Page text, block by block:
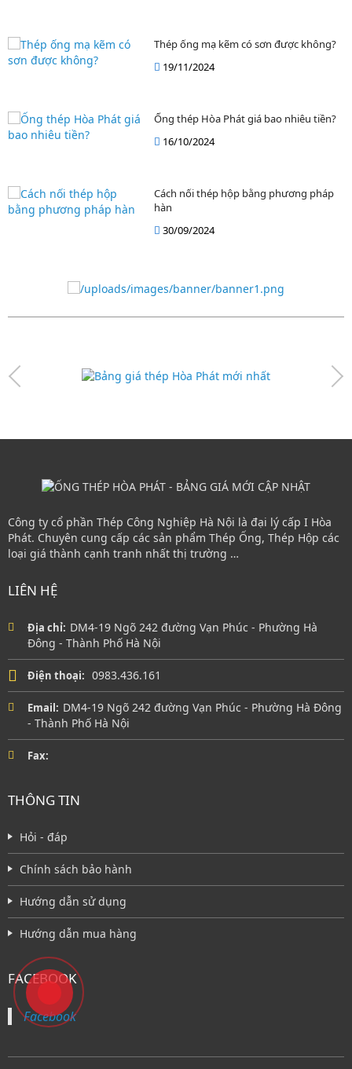
Thép ống mạ kẽm có sơn được không?
19/11/2024
Ống thép Hòa Phát giá bao nhiêu tiền?
16/10/2024
Cách nối thép hộp bằng phương pháp
hàn
30/09/2024
Công ty cổ phần Thép Công Nghiệp Hà Nội là đại lý cấp I Hòa
Phát. Chuyên cung cấp các sản phẩm Thép Ống, Thép Hộp các
loại giá thành cạnh tranh nhất thị trường …
LIÊN HỆ
Địa chỉ: DM4-19 Ngõ 242 đường Vạn Phúc - Phường Hà
Đông - Thành Phố Hà Nội
Điện thoại: 0983.436.161
Email: DM4-19 Ngõ 242 đường Vạn Phúc - Phường Hà Đông
- Thành Phố Hà Nội
Fax:
THÔNG TIN
Hỏi - đáp
Chính sách bảo hành
Hướng dẫn sử dụng
Hướng dẫn mua hàng
FACEBOOK
Facebook